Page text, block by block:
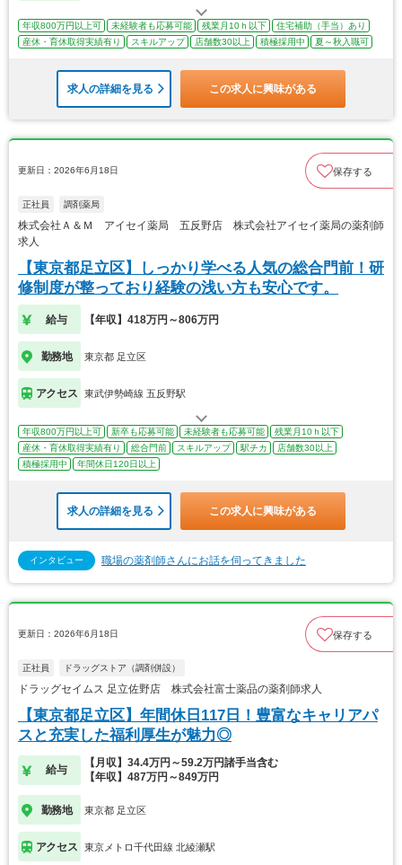
年収800万円以上可 未経験者も応募可能 残業月10ｈ以下
住宅補助（手当）あり
産休・育休取得実績有り
スキルアップ 店舗数30以上 積極採用中 夏～秋入職可
求人の詳細を見る この求人に興味がある
更新日：2026年6月18日 保存する
正社員 調剤薬局
株式会社Ａ＆Ｍ アイセイ薬局 五反野店 株式会社アイセイ薬局の薬剤師
求人
【東京都足立区】しっかり学べる人気の総合門前！研
修制度が整っており経験の浅い方も安心です。
給与 【年収】418万円～806万円
勤務地 東京都 足立区
アクセス 東武伊勢崎線 五反野駅
年収800万円以上可 新卒も応募可能 未経験者も応募可能
残業月10ｈ以下
産休・育休取得実績有り
総合門前 スキルアップ 駅チカ
店舗数30以上
積極採用中
年間休日120日以上
求人の詳細を見る この求人に興味がある
インタビュー 職場の薬剤師さんにお話を伺ってきました
更新日：2026年6月18日 保存する
正社員 ドラッグストア（調剤併設）
ドラッグセイムス 足立佐野店 株式会社富士薬品の薬剤師求人
【東京都足立区】年間休日117日！豊富なキャリアパ
スと充実した福利厚生が魅力◎
給与
【月収】34.4万円～59.2万円諸手当含む
【年収】487万円～849万円
勤務地 東京都 足立区
アクセス 東京メトロ千代田線 北綾瀬駅